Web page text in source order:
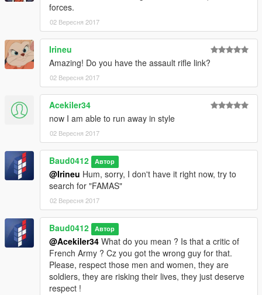
forces.
02 Вересня 2017
Irineu
Amazing! Do you have the assault rifle link?
02 Вересня 2017
Acekiler34
now I am able to run away in style
02 Вересня 2017
Baud0412 Автор
@Irineu Hum, sorry, I don't have it right now, try to
search for "FAMAS"
02 Вересня 2017
Baud0412 Автор
@Acekiler34 What do you mean ? Is that a critic of
French Army ? Cz you got the wrong guy for that.
Please, respect those men and women, they are
soldiers, they are risking their lives, they just deserve
respect !